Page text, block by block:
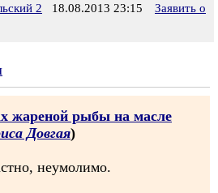
2 18.08.2013 23:15
Заявить о
жареной рыбы на масле
Довгая)
неумолимо.